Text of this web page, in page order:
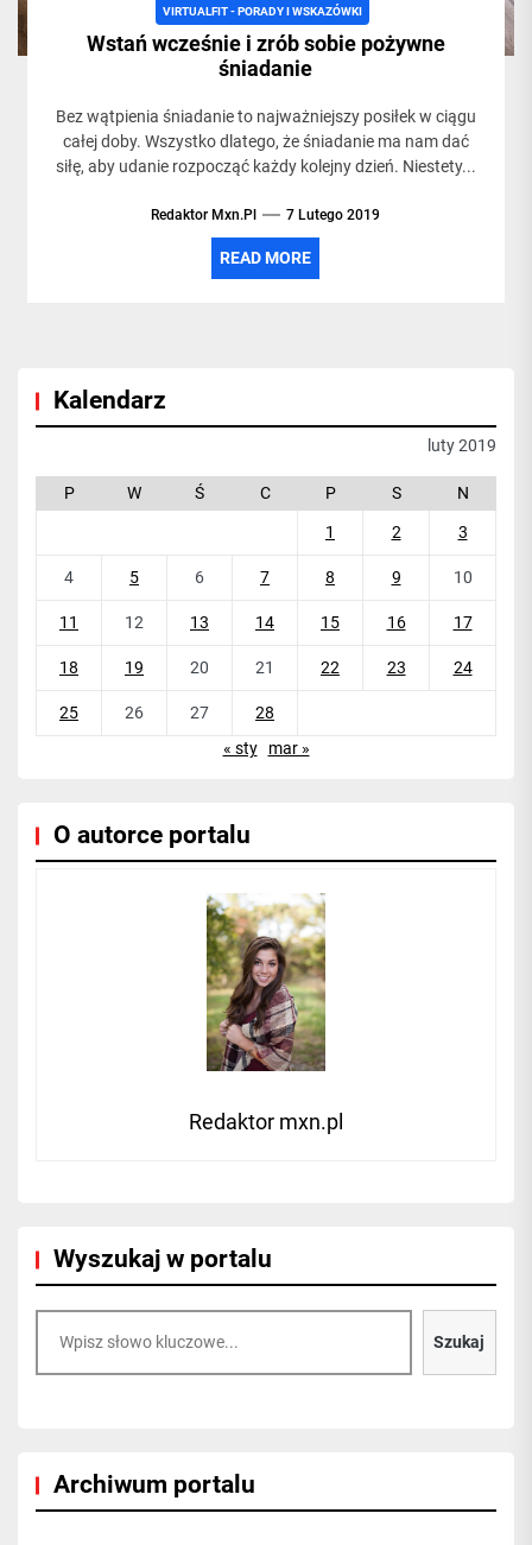
VIRTUALFIT - PORADY I WSKAZÓWKI
Wstań wcześnie i zrób sobie pożywne
śniadanie
Bez wątpienia śniadanie to najważniejszy posiłek w ciągu
całej doby. Wszystko dlatego, że śniadanie ma nam dać
siłę, aby udanie rozpocząć każdy kolejny dzień. Niestety...
Redaktor Mxn.pl 7 Lutego 2019
READ MORE
Kalendarz
luty 2019
P W Ś C P S N
1 2 3
4 5 6 7 8 9 10
11 12 13 14 15 16 17
18 19 20 21 22 23 24
25 26 27
28
« sty
mar »
O autorce portalu
Redaktor mxn.pl
Wyszukaj w portalu
Szukaj
Archiwum portalu